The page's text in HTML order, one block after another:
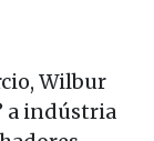
Wilbur
a indústria